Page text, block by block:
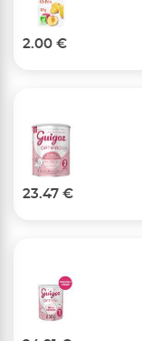
2.00 €
23.47 €